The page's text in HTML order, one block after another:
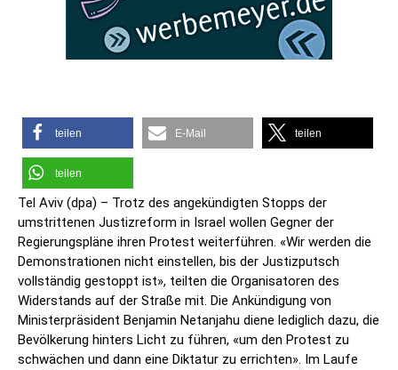
teilen E-Mail teilen
teilen
Tel Aviv (dpa) – Trotz des angekündigten Stopps der
umstrittenen Justizreform in Israel wollen Gegner der
Regierungspläne ihren Protest weiterführen. «Wir werden die
Demonstrationen nicht einstellen, bis der Justizputsch
vollständig gestoppt ist», teilten die Organisatoren des
Widerstands auf der Straße mit. Die Ankündigung von
Ministerpräsident Benjamin Netanjahu diene lediglich dazu, die
Bevölkerung hinters Licht zu führen, «um den Protest zu
schwächen und dann eine Diktatur zu errichten». Im Laufe